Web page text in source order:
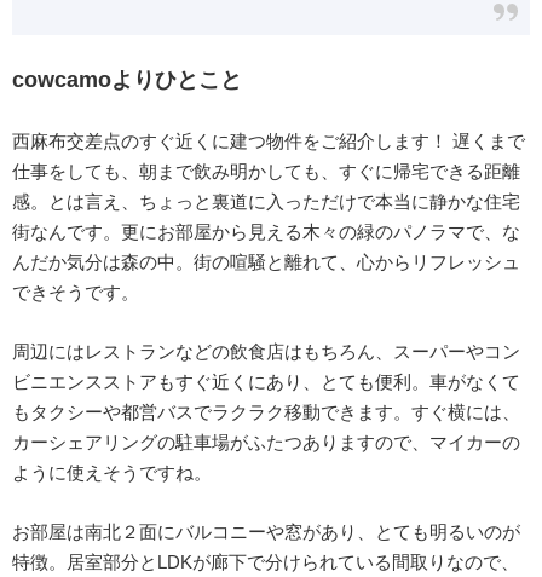
cowcamoよりひとこと
西麻布交差点のすぐ近くに建つ物件をご紹介します！ 遅くまで
仕事をしても、朝まで飲み明かしても、すぐに帰宅できる距離
感。とは言え、ちょっと裏道に入っただけで本当に静かな住宅
街なんです。更にお部屋から見える木々の緑のパノラマで、な
んだか気分は森の中。街の喧騒と離れて、心からリフレッシュ
できそうです。
周辺にはレストランなどの飲食店はもちろん、スーパーやコン
ビニエンスストアもすぐ近くにあり、とても便利。車がなくて
もタクシーや都営バスでラクラク移動できます。すぐ横には、
カーシェアリングの駐車場がふたつありますので、マイカーの
ように使えそうですね。
お部屋は南北２面にバルコニーや窓があり、とても明るいのが
特徴。居室部分とLDKが廊下で分けられている間取りなので、